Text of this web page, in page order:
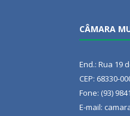
CÂMARA
End.: Rua 19
CEP: 68330-
Fone: (93)
E-mail: